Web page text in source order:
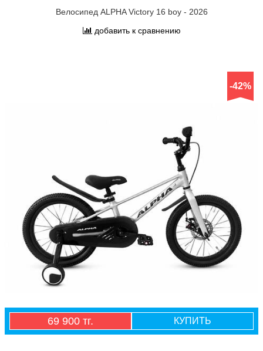
Велосипед ALPHA Victory 16 boy - 2026
добавить к сравнению
-42%
69 900 тг. КУПИТЬ